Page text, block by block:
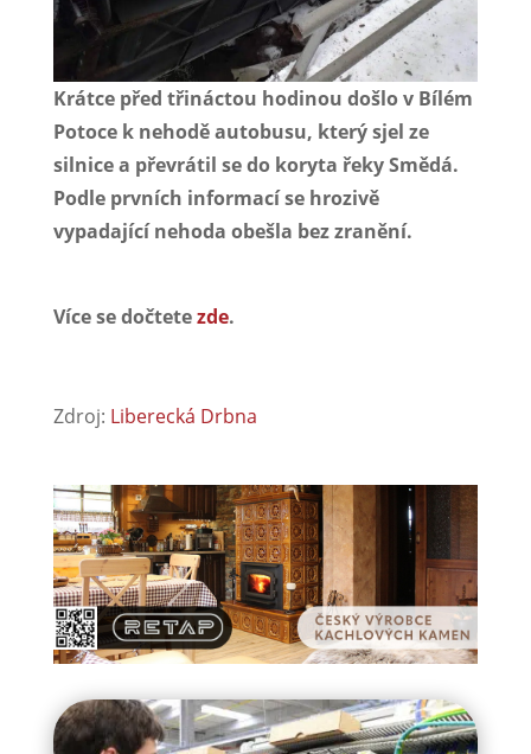
Krátce před třináctou hodinou došlo v Bílém
Potoce k nehodě autobusu, který sjel ze
silnice a převrátil se do koryta řeky Smědá.
Podle prvních informací se hrozivě
vypadající nehoda obešla bez zranění.
Více se dočtetezde.
Zdroj: Liberecká Drbna